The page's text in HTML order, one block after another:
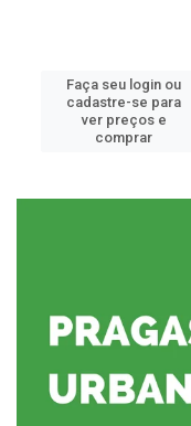
Faça seu login ou
cadastre-se para
ver preços e
comprar